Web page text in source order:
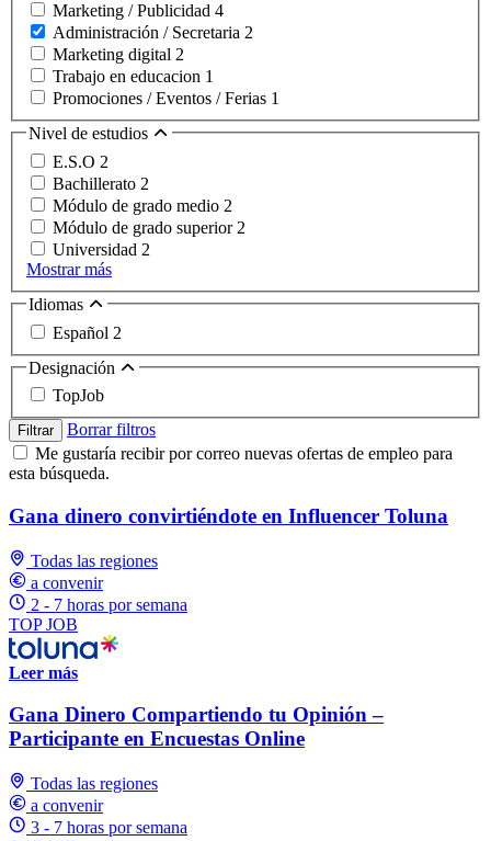
Marketing / Publicidad 4
Administración / Secretaria 2
Marketing digital 2
Trabajo en educacion 1
Promociones / Eventos / Ferias 1
Nivel de estudios
E.S.O 2
Bachillerato 2
Módulo de grado medio 2
Módulo de grado superior 2
Universidad 2
Mostrar más
Idiomas
Español 2
Designación
TopJob
Filtrar
Borrar filtros
Me gustaría recibir por correo nuevas ofertas de empleo para
esta búsqueda.
Gana dinero convirtiéndote en Influencer Toluna
Todas las regiones
a convenir
2 - 7 horas por semana
TOP JOB
Leer más
Gana Dinero Compartiendo tu Opinión –
Participante en Encuestas Online
Todas las regiones
a convenir
3 - 7 horas por semana